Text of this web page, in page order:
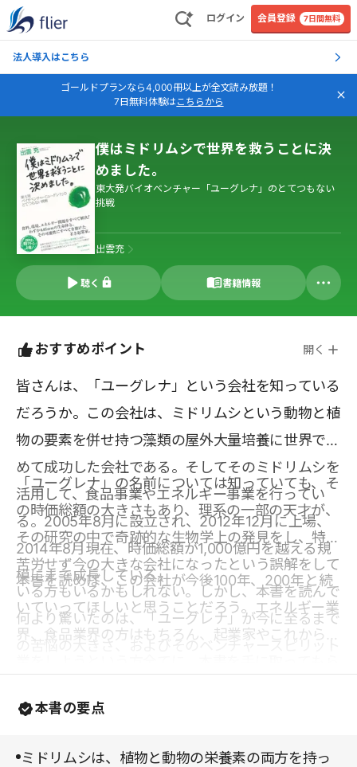
ログイン 会員登録 7日間無料
法人導入はこちら
ゴールドプランなら4,000冊以上が全文読み放題！
7日無料体験はこちらから
僕はミドリムシで世界を救うことに決
めました。
東大発バイオベンチャー「ユーグレナ」のとてつもない
挑戦
出雲充
聴く 書籍情報
おすすめポイント 開く
皆さんは、「ユーグレナ」という会社を知っている
だろうか。この会社は、ミドリムシという動物と植
物の要素を併せ持つ藻類の屋外大量培養に世界で初
めて成功した会社である。そしてそのミドリムシを
活用して、食品事業やエネルギー事業を行ってい
る。2005年8月に設立され、2012年12月に上場、
2014年8月現在、時価総額が1,000億円を越える規
模にまで成長している。
「ユーグレナ」の名前については知っていても、そ
の時価総額の大きさもあり、理系の一部の天才が、
その研究の中で奇跡的な生物学上の発見をし、特段
苦労せず今の大きな会社になったという誤解をして
いる方もいるかもしれない。しかし、本書を読んで
何より驚いたのは、「ユーグレナ」が今に至るまで
の強さであった。創業者の出雲氏が、バングラデシ
ュで栄養失調に苦しむ人を見た後、動物と植物の双
ことが起業の発端となっている。しかし、ミドリム
本書を読めば、この会社が今後100年、200年と続
いていってほしいと思うことだろう。エネルギー業
界、食品業界の方はもちろん、起業家やこれから起
本書の要点
ミドリムシは、植物と動物の栄養素の両方を持っ